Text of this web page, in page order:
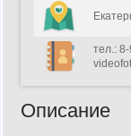
тел.:
Описание